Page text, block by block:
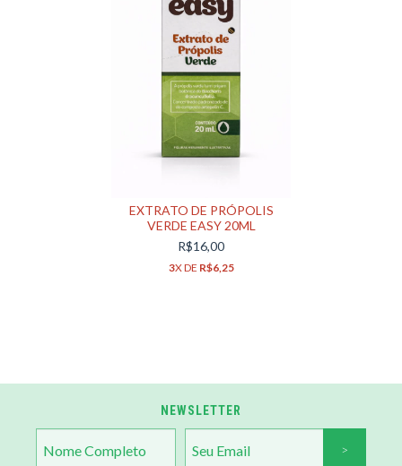
EXTRATO DE PRÓPOLIS
VERDE EASY 20ML
R$16,00
3X DE R$6,25
NEWSLETTER